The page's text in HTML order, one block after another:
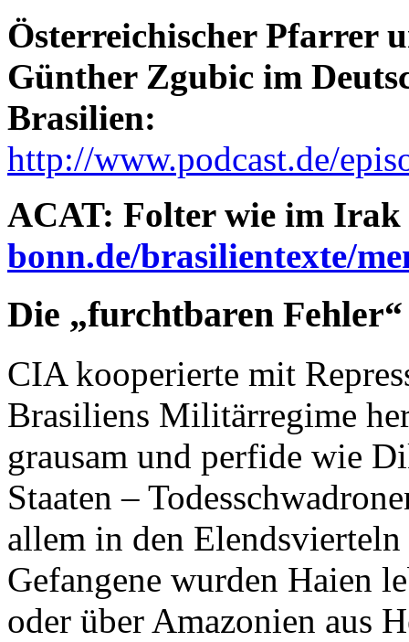
Österreichischer Pfarrer
Günther Zgubic im
Brasilien:
http://www.podcast.de/
ACAT: Folter wie im Irak
bonn.de/brasilientexte/
Die „furchtbaren
CIA kooperierte mit
Brasiliens Militärregime
grausam und perfide wie
Staaten –
allem in den
Gefangene wurden Haien
oder über Amazonien aus